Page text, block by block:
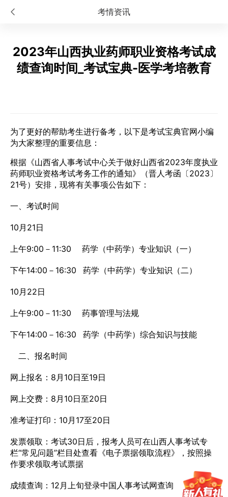
考情资讯
2023年山西执业药师职业资格考试成
绩查询时间_考试宝典-医学考培教育
为了更好的帮助考生进行备考，以下是考试宝典官网小编
为大家整理的重要信息：
根据《山西省人事考试中心关于做好山西省2023年度执业
药师职业资格考试考务工作的通知》（晋人考函〔2023〕
21号）安排，现将有关事项公告如下：
一、考试时间
10月21日
上午9:00－11:30 药学（中药学）专业知识（一）
下午14:00－16:30 药学（中药学）专业知识（二）
10月22日
上午9:00－11:30 药事管理与法规
下午14:00－16:30 药学（中药学）综合知识与技能
二、报名时间
网上报名：8月10日至19日
网上交费：8月10日至20日
准考证打印：10月17至20日
发票领取：考试30日后，报考人员可在山西人事考试专
栏“常见问题”栏目处查看《电子票据领取流程》，按照操
作要求领取考试票据
成绩查询：12月上旬登录中国人事考试网查询